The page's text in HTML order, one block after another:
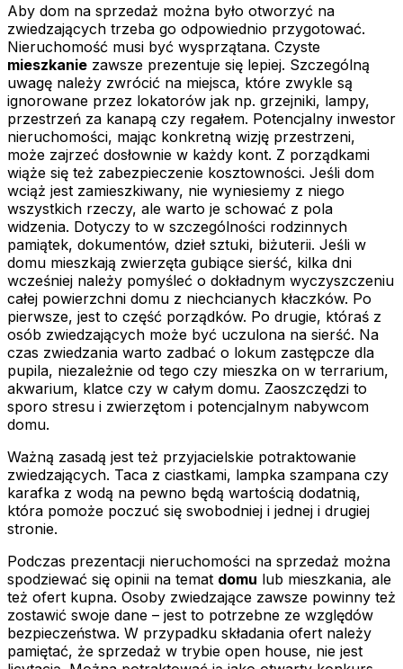
Aby dom na sprzedaż można było otworzyć na
zwiedzających trzeba go odpowiednio przygotować.
Nieruchomość musi być wysprzątana. Czyste
mieszkanie zawsze prezentuje się lepiej. Szczególną
uwagę należy zwrócić na miejsca, które zwykle są
ignorowane przez lokatorów jak np. grzejniki, lampy,
przestrzeń za kanapą czy regałem. Potencjalny inwestor
nieruchomości, mając konkretną wizję przestrzeni,
może zajrzeć dosłownie w każdy kont. Z porządkami
wiąże się też zabezpieczenie kosztowności. Jeśli dom
wciąż jest zamieszkiwany, nie wyniesiemy z niego
wszystkich rzeczy, ale warto je schować z pola
widzenia. Dotyczy to w szczególności rodzinnych
pamiątek, dokumentów, dzieł sztuki, biżuterii. Jeśli w
domu mieszkają zwierzęta gubiące sierść, kilka dni
wcześniej należy pomyśleć o dokładnym wyczyszczeniu
całej powierzchni domu z niechcianych kłaczków. Po
pierwsze, jest to część porządków. Po drugie, któraś z
osób zwiedzających może być uczulona na sierść. Na
czas zwiedzania warto zadbać o lokum zastępcze dla
pupila, niezależnie od tego czy mieszka on w terrarium,
akwarium, klatce czy w całym domu. Zaoszczędzi to
sporo stresu i zwierzętom i potencjalnym nabywcom
domu.
Ważną zasadą jest też przyjacielskie potraktowanie
zwiedzających. Taca z ciastkami, lampka szampana czy
karafka z wodą na pewno będą wartością dodatnią,
która pomoże poczuć się swobodniej i jednej i drugiej
stronie.
Podczas prezentacji nieruchomości na sprzedaż można
spodziewać się opinii na temat domu lub mieszkania, ale
też ofert kupna. Osoby zwiedzające zawsze powinny też
zostawić swoje dane – jest to potrzebne ze względów
bezpieczeństwa. W przypadku składania ofert należy
pamiętać, że sprzedaż w trybie open house, nie jest